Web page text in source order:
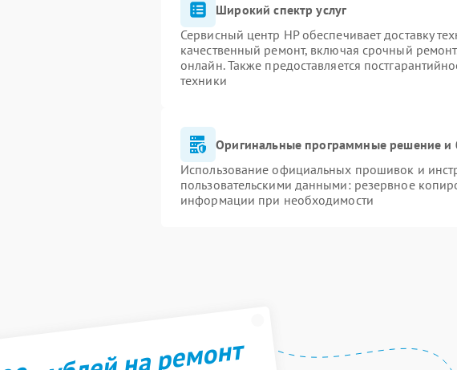
Широкий спектр услуг
Сервисный центр HP обеспечивает доставку
качественный ремонт, включая срочный
онлайн. Также предоставляется
техники
Оригинальные программные решение и
Использование официальных прошивок и
пользовательскими данными: резервное
информации при необходимости